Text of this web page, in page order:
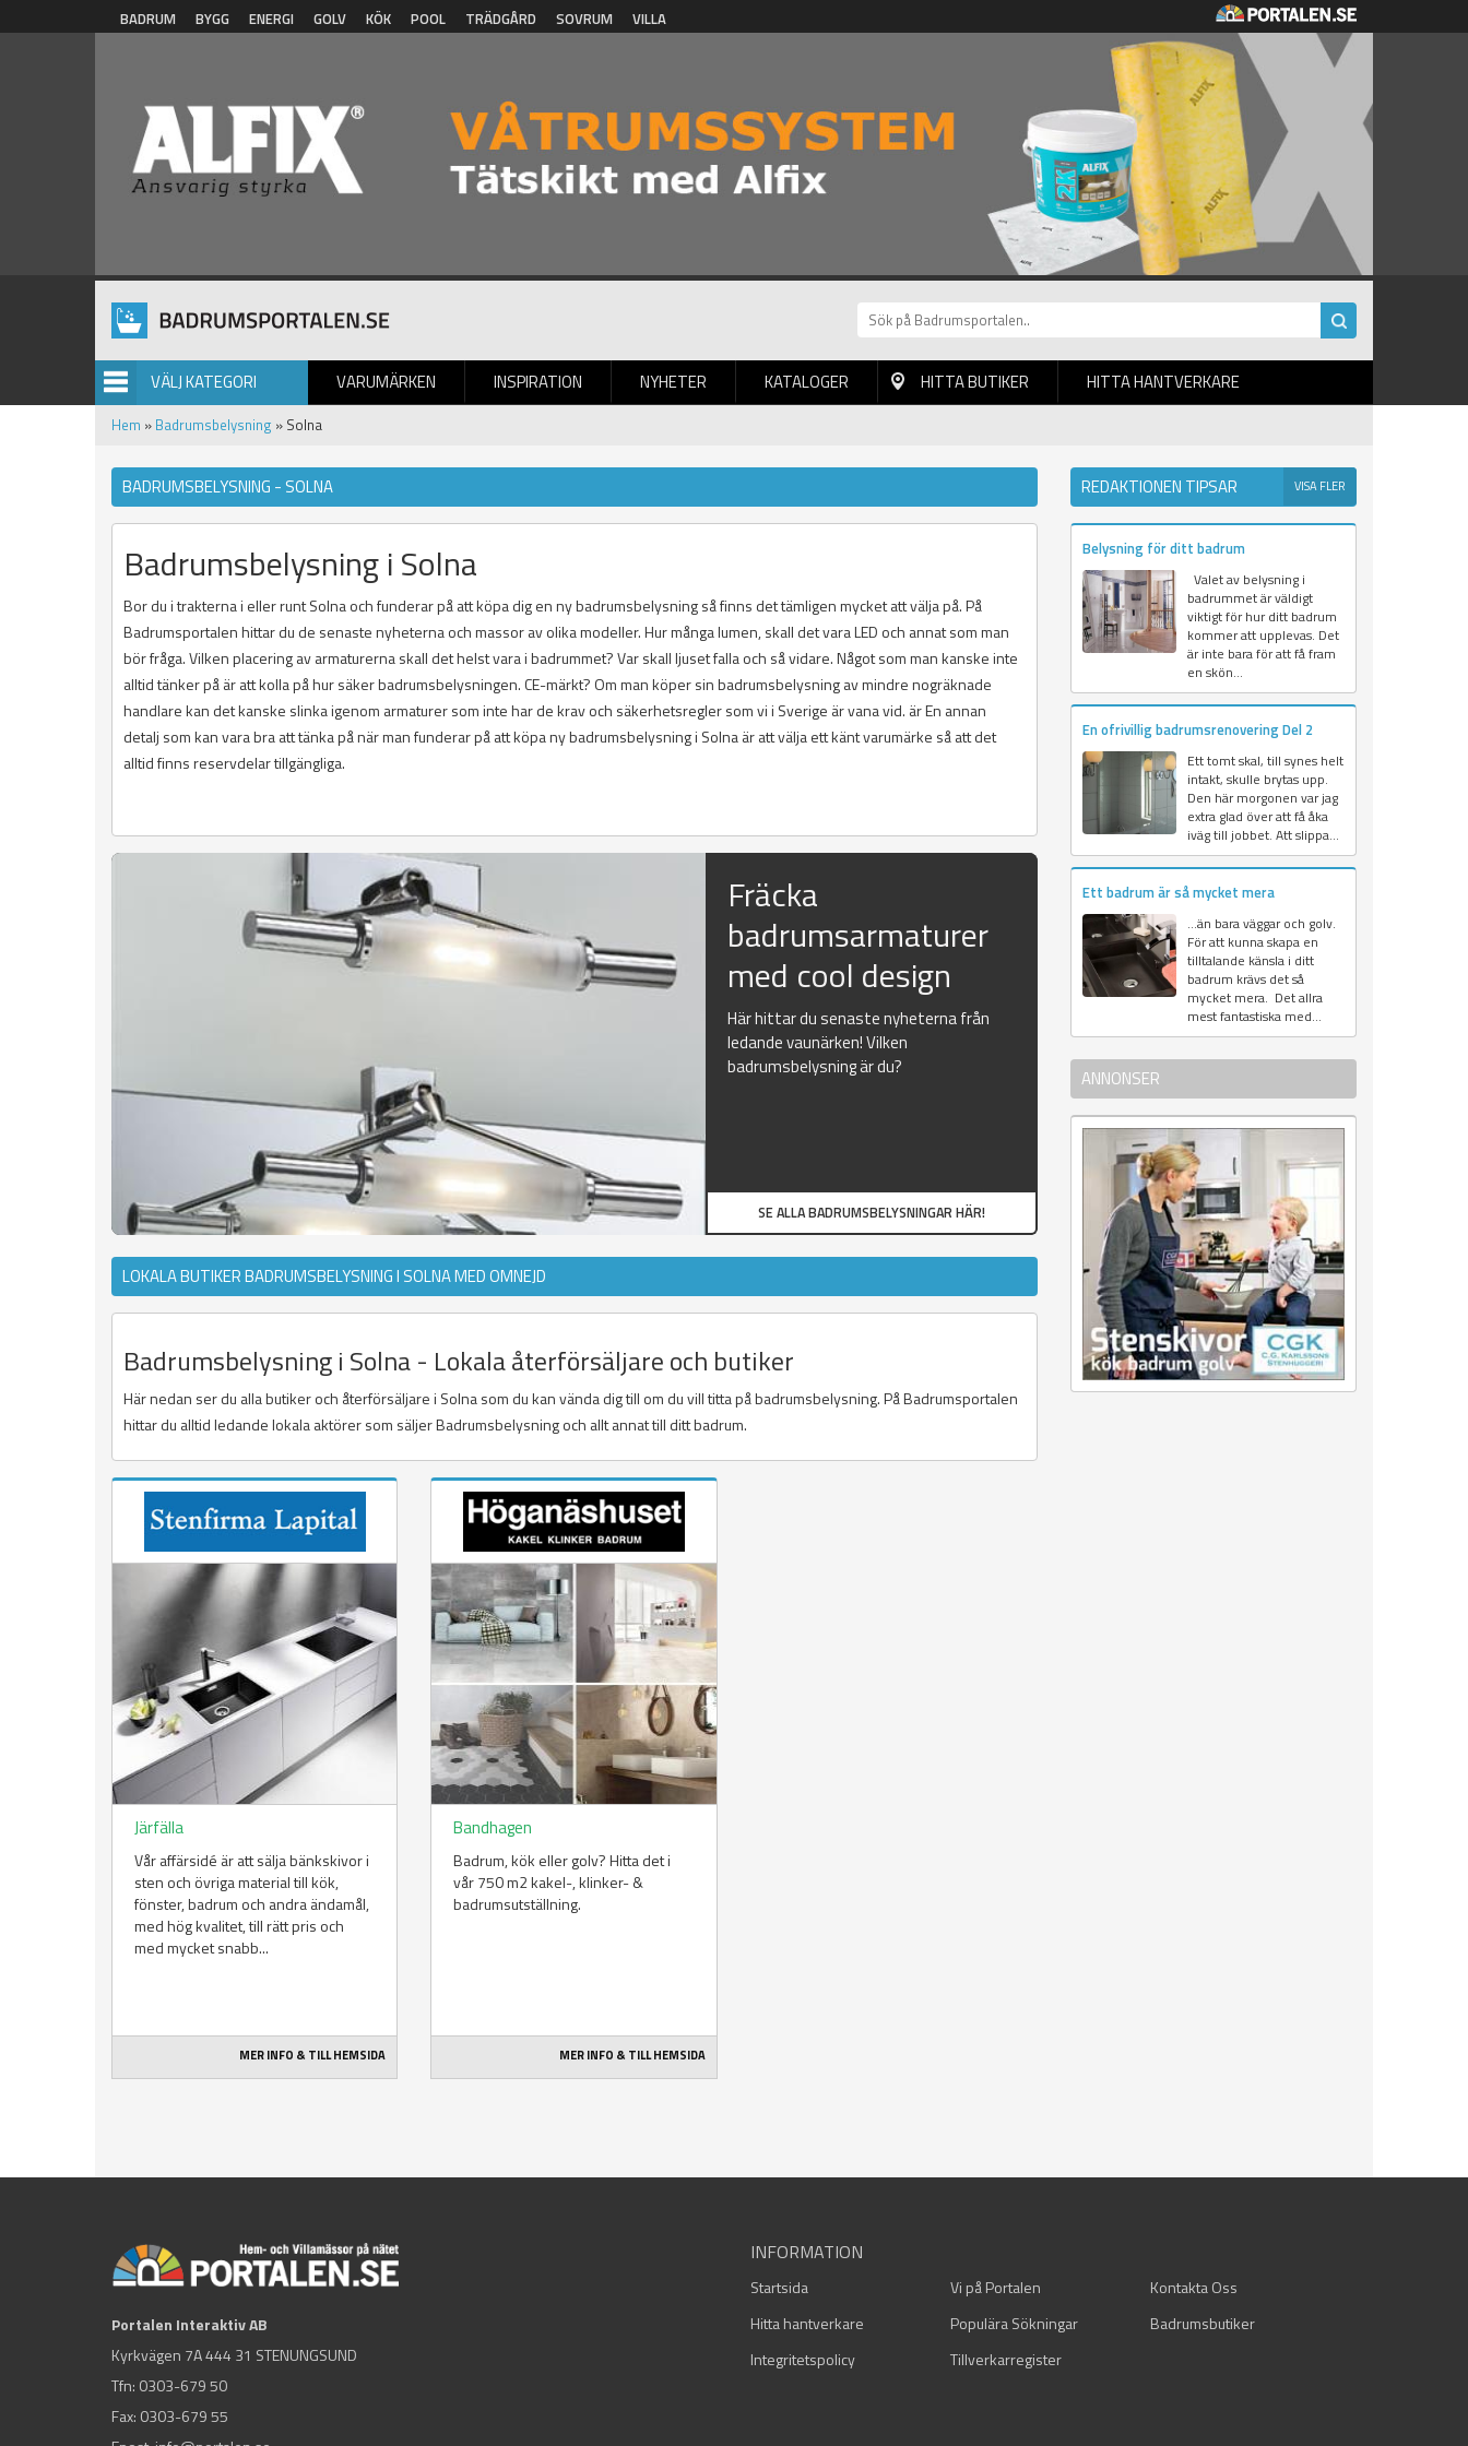
Hoppa till huvudinnehåll
BADRUM BYGG ENERGI GOLV KÖK POOL TRÄDGÅRD SOVRUM VILLA
VÄLJ KATEGORI VARUMÄRKEN INSPIRATION NYHETER
BILDGALLERI KATALOGER HITTA BUTIKER HITTA HANTVERKARE
Hem » Badrumsbelysning » Solna
BADRUMSBELYSNING - SOLNA
Badrumsbelysning i Solna
Bor du i trakterna i eller runt Solna och funderar på att köpa dig en ny badrumsbelysning så finns det tämligen mycket att välja på. På
Badrumsportalen hittar du de senaste nyheterna och massor av olika modeller. Hur många lumen, skall det vara LED och annat som man
bör fråga. Vilken placering av armaturerna skall det helst vara i badrummet? Var skall ljuset falla och så vidare. Något som man kanske inte
alltid tänker på är att kolla på hur säker badrumsbelysningen. CE-märkt? Om man köper sin badrumsbelysning av mindre nogräknade
handlare kan det kanske slinka igenom armaturer som inte har de krav och säkerhetsregler som vi i Sverige är vana vid. är En annan
detalj som kan vara bra att tänka på när man funderar på att köpa ny badrumsbelysning i Solna är att välja ett känt varumärke så att det
alltid finns reservdelar tillgängliga.
Fräcka
badrumsarmaturer
med cool design
Här hittar du senaste nyheterna från
ledande vaunärken! Vilken
badrumsbelysning är du?
SE ALLA BADRUMSBELYSNINGAR HÄR!
LOKALA BUTIKER BADRUMSBELYSNING I SOLNA MED OMNEJD
Badrumsbelysning i Solna - Lokala återförsäljare och butiker
Här nedan ser du alla butiker och återförsäljare i Solna som du kan vända dig till om du vill titta på badrumsbelysning. På Badrumsportalen
hittar du alltid ledande lokala aktörer som säljer Badrumsbelysning och allt annat till ditt badrum.
Järfälla
Vår affärsidé är att sälja bänkskivor i
sten och övriga material till kök,
fönster, badrum och andra ändamål,
med hög kvalitet, till rätt pris och
med mycket snabb...
MER INFO & TILL HEMSIDA
Bandhagen
Badrum, kök eller golv? Hitta det i
vår 750 m2 kakel-, klinker- &
badrumsutställning.
MER INFO & TILL HEMSIDA
REDAKTIONEN TIPSAR VISA FLER
Belysning för ditt badrum
Valet av belysning i
badrummet är väldigt
viktigt för hur ditt badrum
kommer att upplevas. Det
är inte bara för att få fram
en skön...
En ofrivillig badrumsrenovering Del 2
Ett tomt skal, till synes helt
intakt, skulle brytas upp.
Den här morgonen var jag
extra glad över att få åka
iväg till jobbet. Att slippa...
Ett badrum är så mycket mera
…än bara väggar och golv.
För att kunna skapa en
tilltalande känsla i ditt
badrum krävs det så
mycket mera. Det allra
mest fantastiska med...
ANNONSER
Portalen Interaktiv AB
Kyrkvägen 7A 444 31 STENUNGSUND
Tfn: 0303-679 50
Fax: 0303-679 55
INFORMATION
Startsida Vi på Portalen
Kontakta Oss
Hitta hantverkare
Populära Sökningar
Badrumsbutiker
Integritetspolicy
Tillverkarregister